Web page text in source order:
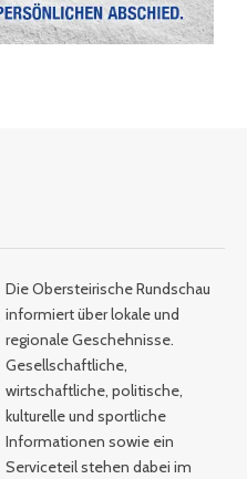
Die Obersteirische Rundschau
informiert über lokale und
regionale Geschehnisse.
Gesellschaftliche,
wirtschaftliche, politische,
kulturelle und sportliche
Informationen sowie ein
Serviceteil stehen dabei im